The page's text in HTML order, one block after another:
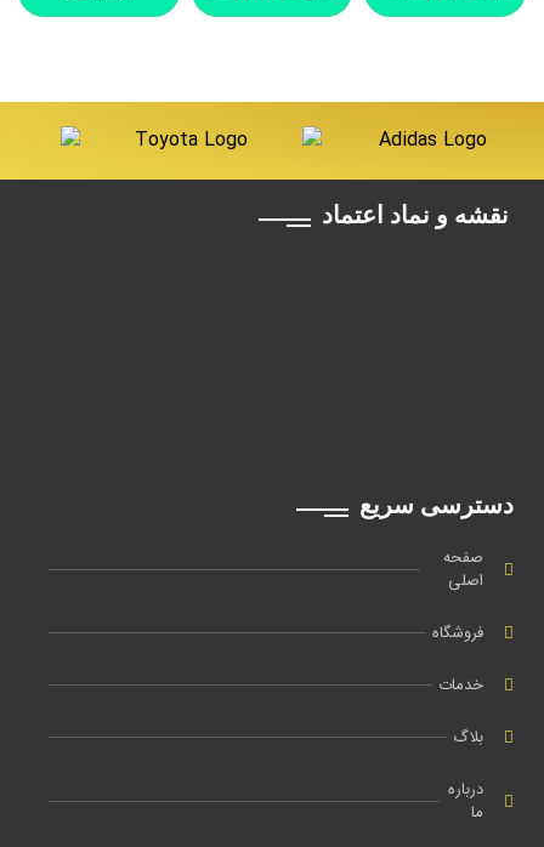
نقشه و نماد اعتماد
دسترسی سریع
صفحه
اصلی
فروشگاه
خدمات
بلاگ
درباره
ما